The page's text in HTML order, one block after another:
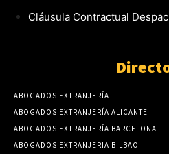
Cláusula Contractual
ABOGADOS EXTRANJERÍA
ABOGADOS EXTRANJERÍA ALICANTE
ABOGADOS EXTRANJERÍA BARCELONA
ABOGADOS EXTRANJERIA BILBAO